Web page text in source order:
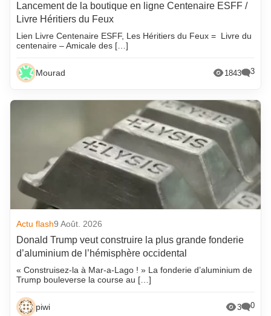
Lancement de la boutique en ligne Centenaire ESFF /
Livre Héritiers du Feux
Lien Livre Centenaire ESFF, Les Héritiers du Feux = Livre du
centenaire – Amicale des […]
Mourad 1843 3
Actu flash9 Août. 2026
Donald Trump veut construire la plus grande fonderie
d’aluminium de l’hémisphère occidental
« Construisez-la à Mar-a-Lago ! » La fonderie d’aluminium de
Trump bouleverse la course au […]
piwi 3 0